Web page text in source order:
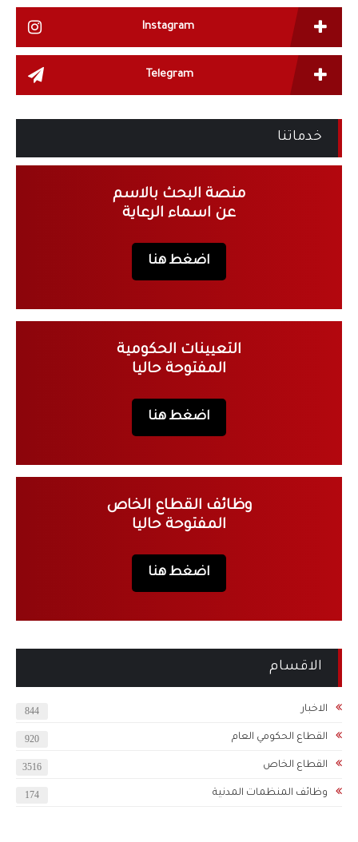
Instagram
Telegram
خدماتنا
منصة البحث بالاسم
عن اسماء الرعاية
اضغط هنا
التعيينات الحكومية
المفتوحة حاليا
اضغط هنا
وظائف القطاع الخاص
المفتوحة حاليا
اضغط هنا
الاقسام
الاخبار 844
القطاع الحكومي العام 920
القطاع الخاص 3516
وظائف المنظمات المدنية 174